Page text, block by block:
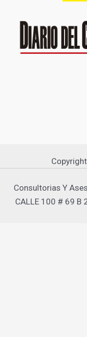
Consultorias Y
CALLE 100 # 69 B